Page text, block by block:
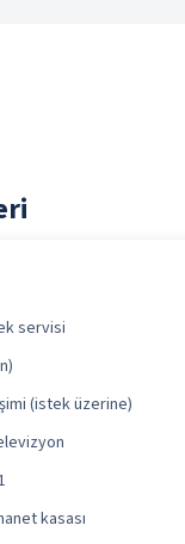
servisi
(istek üzerine)
kasası